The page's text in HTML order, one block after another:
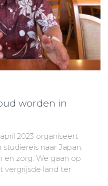
worden in
2023 organiseert
naar Japan.
en zorg. We gaan op
vergrijsde land ter